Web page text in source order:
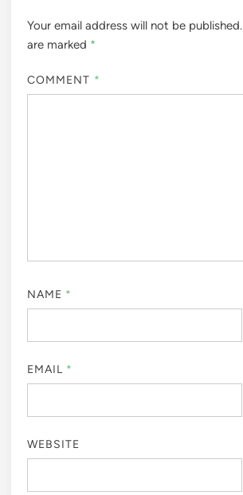
Your email address will not be published.
are marked *
COMMENT *
NAME *
EMAIL *
WEBSITE